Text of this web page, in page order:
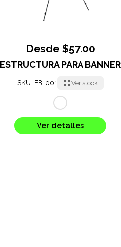
Desde $57.00
ESTRUCTURA PARA BANNER
SKU: EB-001 Ver stock
Ver detalles